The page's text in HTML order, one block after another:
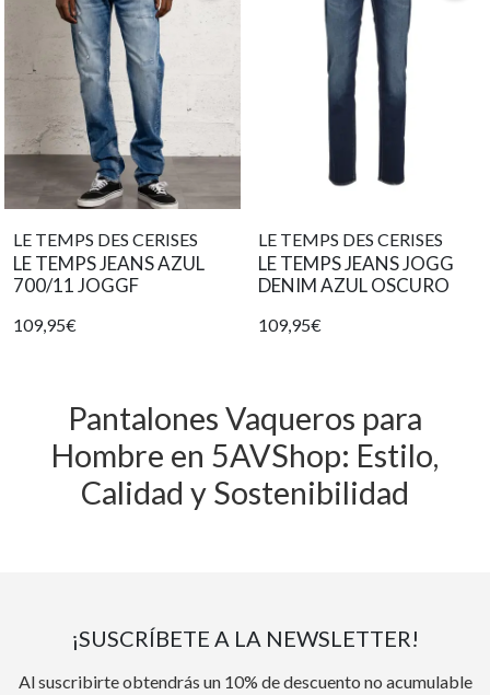
LE TEMPS DES CERISES
LE TEMPS JEANS AZUL
700/11 JOGGF
109,95€
LE TEMPS DES CERISES
LE TEMPS JEANS JOGG
DENIM AZUL OSCURO
109,95€
Pantalones Vaqueros para
Hombre en 5AVShop: Estilo,
Calidad y Sostenibilidad
¡SUSCRÍBETE A LA NEWSLETTER!
Al suscribirte obtendrás un 10% de descuento no acumulable